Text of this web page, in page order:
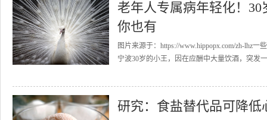
老年人专属病年轻化！
你也有
图片来源于：https://www.hippopx.com/zh-lhz
宁波30岁的小王，因在应酬中大量饮酒，突发
研究：食盐替代品可降